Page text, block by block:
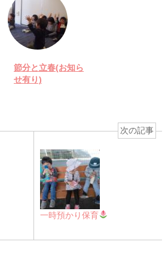
節分と立春(お知ら
せ有り)
次の記事
一時預かり保育